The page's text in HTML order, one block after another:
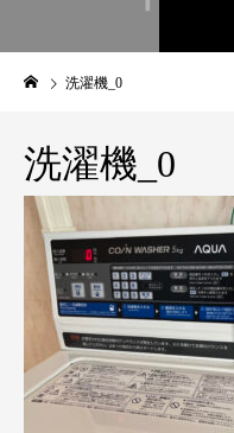
洗濯機_0
洗濯機_0